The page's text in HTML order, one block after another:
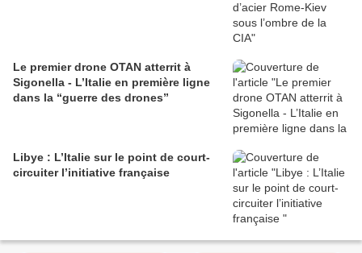
Le premier drone OTAN atterrit à
Sigonella - L’Italie en première ligne
dans la “guerre des drones”
Libye : L’Italie sur le point de court-
circuiter l’initiative française